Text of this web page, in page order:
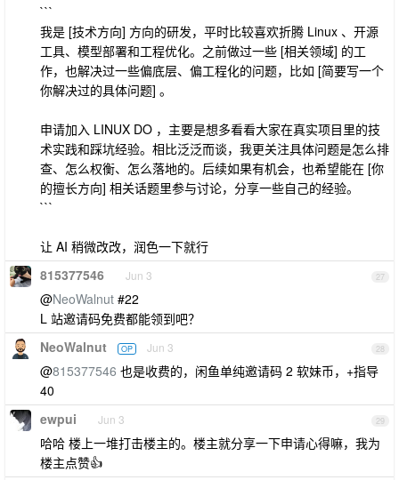
```
我是 [技术方向] 方向的研发，平时比较喜欢折腾 Linux 、开源
工具、模型部署和工程优化。之前做过一些 [相关领域] 的工
作，也解决过一些偏底层、偏工程化的问题，比如 [简要写一个
你解决过的具体问题] 。
申请加入 LINUX DO ，主要是想多看看大家在真实项目里的技
术实践和踩坑经验。相比泛泛而谈，我更关注具体问题是怎么排
查、怎么权衡、怎么落地的。后续如果有机会，也希望能在 [你
的擅长方向] 相关话题里参与讨论，分享一些自己的经验。
```
让 AI 稍微改改，润色一下就行
27
815377546 Jun 3
@NeoWalnut #22
L 站邀请码免费都能领到吧？
28
NeoWalnut OP Jun 3
@815377546 也是收费的，闲鱼单纯邀请码 2 软妹币，+指导
40
29
ewpui Jun 3
哈哈 楼上一堆打击楼主的。楼主就分享一下申请心得嘛，我为
楼主点赞👍